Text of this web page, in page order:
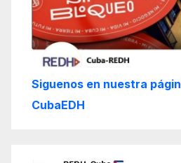
Siguenos en nuestra
CubaEDH